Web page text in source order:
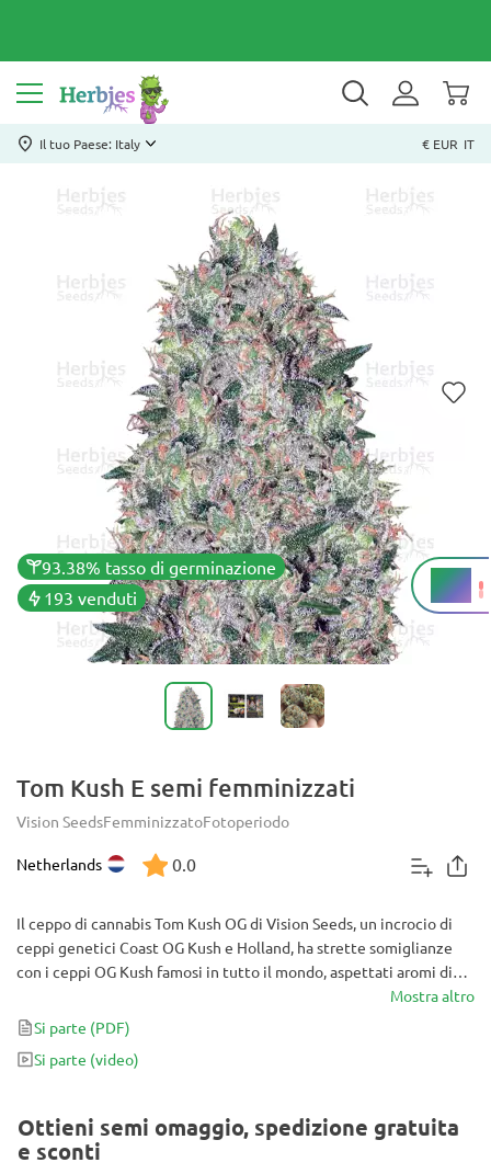
Il tuo Paese: Italy € EUR IT
93.38% tasso di germinazione
193 venduti
22%
THC
Tom Kush E semi femminizzati
Vision SeedsFemminizzatoFotoperiodo
Netherlands 0.0
Il ceppo di cannabis Tom Kush OG di Vision Seeds, un incrocio di
ceppi genetici Coast OG Kush e Holland, ha strette somiglianze
con i ceppi OG Kush famosi in tutto il mondo, aspettati aromi di
pino e sapore terroso in bocca. Il suo massiccio 22% di THC
assicura un fenomenale sollevamento cerebrale.
Mostra altro
Si parte (PDF)
Si parte (video)
Ottieni semi omaggio, spedizione gratuita
e sconti